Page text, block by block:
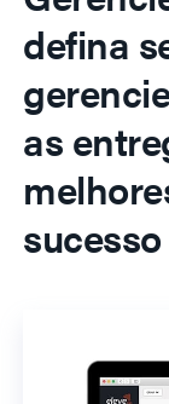
defina
as